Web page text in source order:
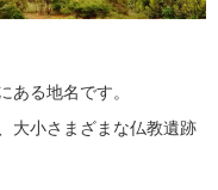
ある地名です。
大小さまざまな仏教遺跡